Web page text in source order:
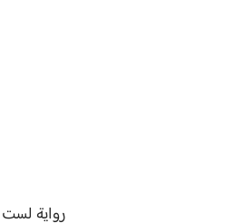
رواية لست